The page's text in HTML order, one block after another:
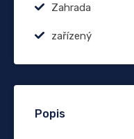
Zahrada
zařízený
Popis